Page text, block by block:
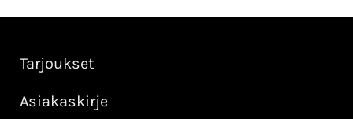
Tarjoukset
Asiakaskirje